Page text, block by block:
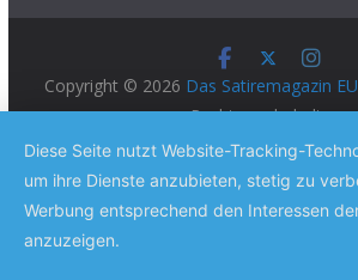
Copyright © 2026 Das Satiremagazin
Rechte vorbehalten.
Theme:ColorMag Provon
WordPress.
Diese Seite nutzt Website-Tracking-
um ihre Dienste anzubieten, stetig zu
Werbung entsprechend den Interessen
anzuzeigen.